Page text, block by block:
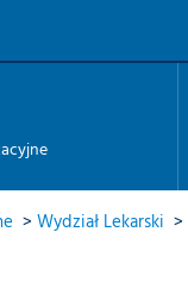
> Wydział Lekarski >